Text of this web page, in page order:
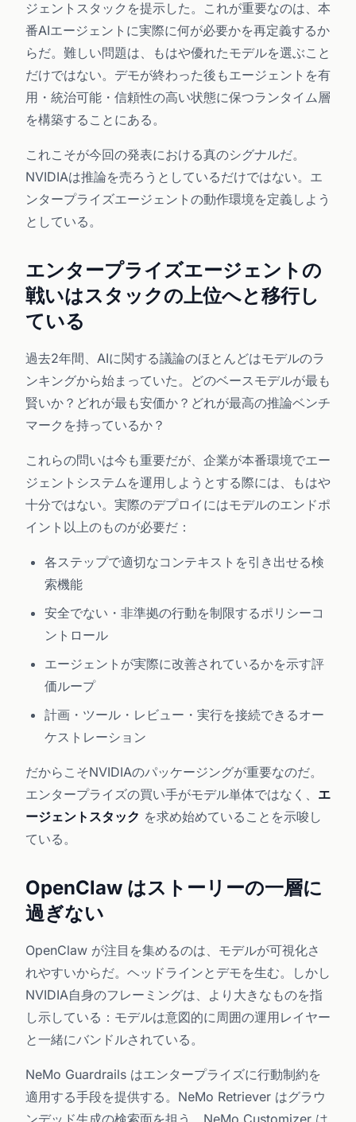
ジェントスタックを提示した。これが重要なのは、本
番AIエージェントに実際に何が必要かを再定義するか
らだ。難しい問題は、もはや優れたモデルを選ぶこと
だけではない。デモが終わった後もエージェントを有
用・統治可能・信頼性の高い状態に保つランタイム層
を構築することにある。
これこそが今回の発表における真のシグナルだ。
NVIDIAは推論を売ろうとしているだけではない。エ
ンタープライズエージェントの動作環境を定義しよう
としている。
エンタープライズエージェントの
戦いはスタックの上位へと移行し
ている
過去2年間、AIに関する議論のほとんどはモデルのラ
ンキングから始まっていた。どのベースモデルが最も
賢いか？どれが最も安価か？どれが最高の推論ベンチ
マークを持っているか？
これらの問いは今も重要だが、企業が本番環境でエー
ジェントシステムを運用しようとする際には、もはや
十分ではない。実際のデプロイにはモデルのエンドポ
イント以上のものが必要だ：
各ステップで適切なコンテキストを引き出せる検
索機能
安全でない・非準拠の行動を制限するポリシーコ
ントロール
エージェントが実際に改善されているかを示す評
価ループ
計画・ツール・レビュー・実行を接続できるオー
ケストレーション
だからこそNVIDIAのパッケージングが重要なのだ。
エンタープライズの買い手がモデル単体ではなく、 エ
ージェントスタック を求め始めていることを示唆し
ている。
OpenClaw はストーリーの一層に
過ぎない
OpenClaw が注目を集めるのは、モデルが可視化さ
れやすいからだ。ヘッドラインとデモを生む。しかし
NVIDIA自身のフレーミングは、より大きなものを指
し示している：モデルは意図的に周囲の運用レイヤー
と一緒にバンドルされている。
NeMo Guardrails はエンタープライズに行動制約を
適用する手段を提供する。NeMo Retriever はグラウ
ンデッド生成の検索面を担う。NeMo Customizer は